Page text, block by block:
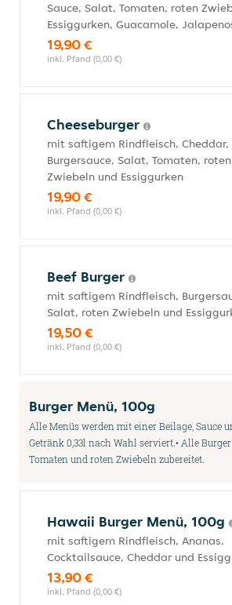
Sauce, Salat, Tomaten, roten
Essiggurken, Guacamole,
19,90 €
inkl. Pfand (0,00 €)
Cheeseburger
mit saftigem Rindfleisch, Cheddar,
Burgersauce, Salat, Tomaten, roten
Zwiebeln und Essiggurken
19,90 €
inkl. Pfand (0,00 €)
Beef Burger
mit saftigem Rindfleisch,
Salat, roten Zwiebeln und
19,50 €
inkl. Pfand (0,00 €)
Burger Menü, 100g
Alle Menüs werden mit einer Beilage, Sauce
Getränk 0,33l nach Wahl serviert.• Alle
Tomaten und roten Zwiebeln zubereitet.
Hawaii Burger Menü, 100g
mit saftigem Rindfleisch, Ananas,
Cocktailsauce, Cheddar und
13,90 €
inkl. Pfand (0,00 €)